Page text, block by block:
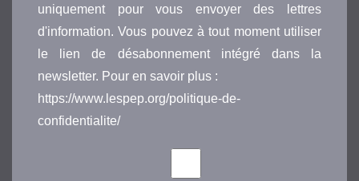
uniquement pour vous envoyer des lettres
d'information. Vous pouvez à tout moment utiliser
le lien de désabonnement intégré dans la
newsletter. Pour en savoir plus :
https://www.lespep.org/politique-de-
confidentialite/